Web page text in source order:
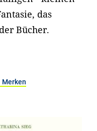
das
Bücher.
Merken